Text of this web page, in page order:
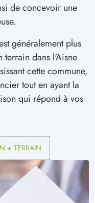
de concevoir une
généralement plus
dans l'Aisne
cette commune,
tout en ayant la
qui répond à vos
+ TERRAIN